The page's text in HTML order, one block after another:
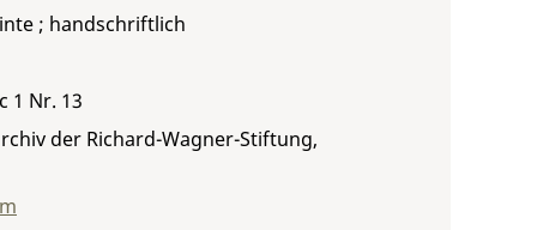
; handschriftlich
1 Nr. 13
der Richard-Wagner-Stiftung,